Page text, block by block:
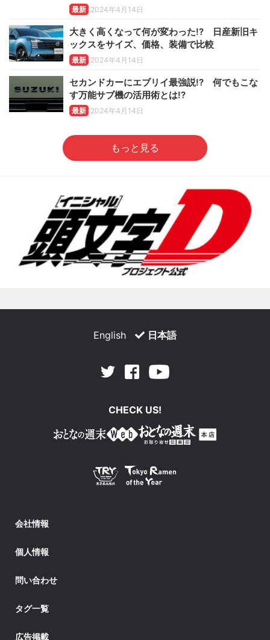
最新 2024年4月14日
大きく高くなって何が変わった!? 日産新旧キ
ックスをサイズ、価格、装備で比較
最新 2024年4月14日
セカンドカーにエブリイ最強説!? 何でもこな
す万能サブ機の活用術とは!?
最新 2024年4月14日
もっと見る
English 日本語
Twitter Facebook
CHECK US!
会社情報
個人情報
問い合わせ
タグ一覧
広告掲載